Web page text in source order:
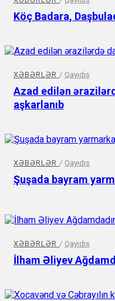
Köç Badara,
XƏBƏRLƏR / Qayıdış
Azad edilən
aşkarlanıb
XƏBƏRLƏR / Qayıdış
Şuşada bayram
XƏBƏRLƏR / Qayıdış
İlham Əliyev